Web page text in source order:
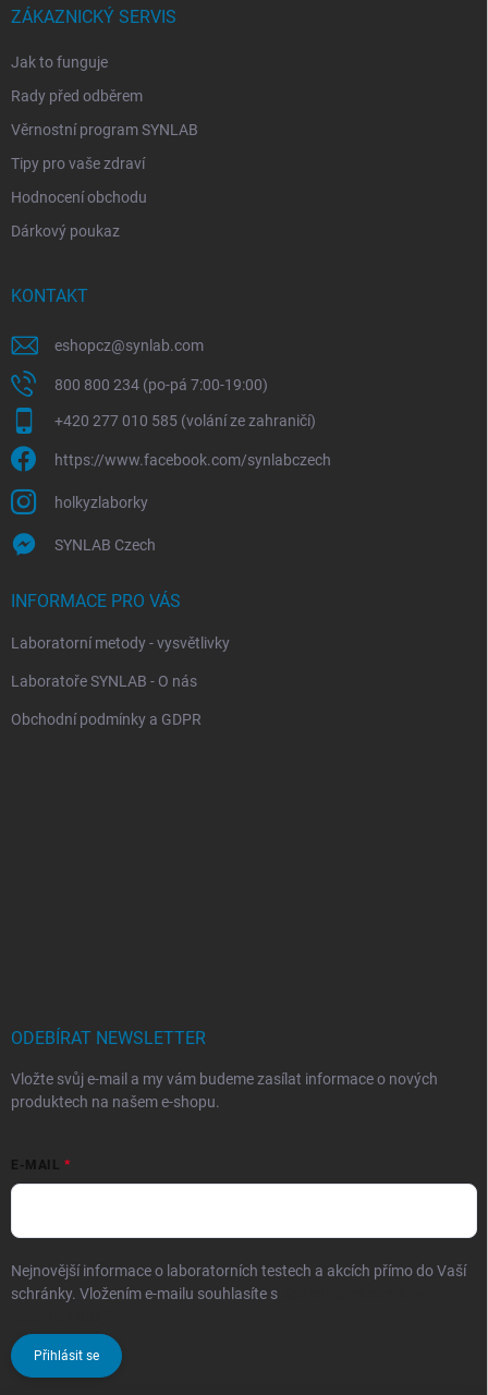
ZÁKAZNICKÝ SERVIS
Jak to funguje
Rady před odběrem
Věrnostní program SYNLAB
Tipy pro vaše zdraví
Hodnocení obchodu
Dárkový poukaz
KONTAKT
eshopcz@synlab.com
800 800 234 (po-pá 7:00-19:00)
+420 277 010 585 (volání ze zahraničí)
https://www.facebook.com/synlabczech
holkyzlaborky
SYNLAB Czech
INFORMACE PRO VÁS
Laboratorní metody - vysvětlivky
Laboratoře SYNLAB - O nás
Obchodní podmínky a GDPR
ODEBÍRAT NEWSLETTER
Vložte svůj e-mail a my vám budeme zasílat informace o nových
produktech na našem e-shopu.
E-MAIL
Nejnovější informace o laboratorních testech a akcích přímo do Vaší
schránky. Vložením e-mailu souhlasíte s
Přihlásit se